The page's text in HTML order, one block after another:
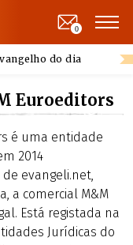
do dia
0
Euroeditors
é uma entidade
2014
evangeli.net,
a comercial M&M
Está registada na
Jurídicas do